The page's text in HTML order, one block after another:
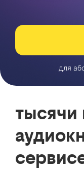
для
тысячи